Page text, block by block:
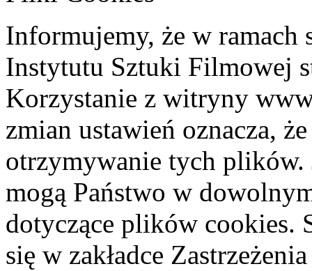
Informujemy, że w ramach
Instytutu Sztuki Filmowej
Korzystanie z witryny
zmian ustawień oznacza,
otrzymywanie tych plików.
mogą Państwo w
dotyczące plików cookies.
się w zakładce